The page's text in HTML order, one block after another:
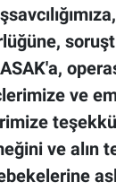
ve
ve alın